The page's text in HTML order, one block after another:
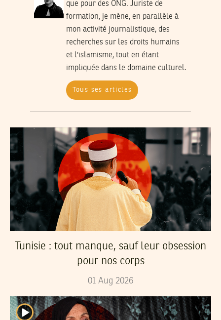
que pour des ONG. Juriste de
formation, je mène, en parallèle à
mon activité journalistique, des
recherches sur les droits humains
et l'islamisme, tout en étant
impliquée dans le domaine culturel.
Tous ses articles
Tunisie : tout manque, sauf leur obsession
pour nos corps
01 Aug 2026